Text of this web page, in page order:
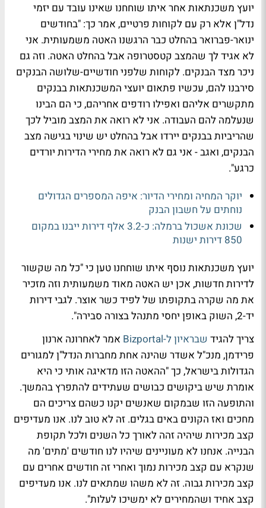
יועץ משכנתאות אחר איתו שוחחנו שאינו עובד עם יזמי
נדל"ן אלא רק עם לקוחות פרטיים, אמר כך: "בחודשים
ינואר-פברואר בהחלט כבר הרגשנו האטה משמעותית. אני
לא אגיד לך שהמצב קטסטרופה אבל בהחלט האטה. וזה גם
ניכר מצד הבנקים. לקוחות שלפני חודשיים-שלושה הבנקים
סירבנו להם, עכשיו פתאום יועצי המשכנתאות בבנקים
מתקשרים אליהם ואפילו רודפים אחריהם, כי הם הבינו
שנעלמה להם העבודה. אני לא רואה את המצב מוביל לכך
שהריביות בבנקים יירדו אבל בהחלט יש שינוי בגישה מצב
הבנקים, ואגב - אני גם לא רואה את מחירי הדירות יורדים
כרגע".
יוקר המחיה ומחירי הדיור: איפה המספרים הגדולים
נוחתים על חשבון הבנק
שכונת אשכול ברמלה: כ-3.2 אלף דירות ייבנו במקום
850 דירות ישנות
יועץ משכנתאות נוסף איתו שוחחנו טען כי "כל מה שקשור
לדירות חדשות, אכן יש האטה מאוד משמעותית וזה מזכיר
את מה שקרה בתקופתו של לפיד כשר אוצר. לגבי דירות
יד-2, השוק באופן יחסי מתנהל בצורה סבירה".
צריך להגיד שבראיון ל-Bizportal
אמר לאחרונה ארנון
פרידמן, מנכ"ל אשדר שהינה אחת מחברות הנדל"ן למגורים
הגדולות בישראל, כך "ההאטה הזו מדאיגה אותי כי היא
אומרת שיש ביקושים כבושים שעתידים להתפרץ בהמשך.
והתופעה הזו שבמקום שאנשים יקנו כשהם צריכים הם
מחכים ואז הקונים באים בגלים. זה לא טוב לנו. אנו מעדיפים
קצב מכירות שיהיה זהה לאורך כל השנים ולכל תקופת
הבנייה. אנחנו לא מעוניינים שיהיו לנו חודשים 'מתים' מה
שנקרא עם קצב מכירות נמוך ואחרי זה חודשים אחרים עם
קצב מכירות גבוה. זה לא משהו שמתאים לנו. אנו מעדיפים
קצב אחיד ושהמחירים לא ימשיכו לעלות".